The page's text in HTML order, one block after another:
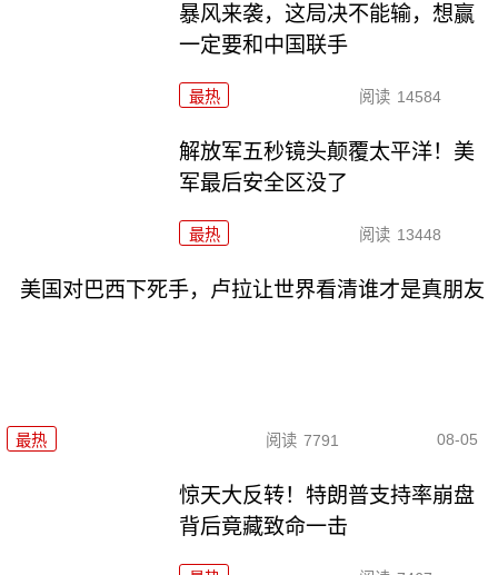
暴风来袭，这局决不能输，想赢
一定要和中国联手
最热 阅读 14584
解放军五秒镜头颠覆太平洋！美
军最后安全区没了
最热 阅读 13448
美国对巴西下死手，卢拉让世界看清谁才是真朋友
最热 阅读 7791 08-05
惊天大反转！特朗普支持率崩盘
背后竟藏致命一击